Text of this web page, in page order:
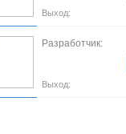
Выход:
Разработчик:
Выход: